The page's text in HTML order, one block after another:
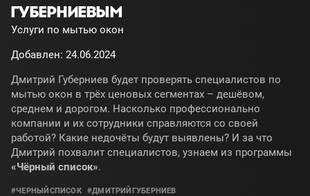
ГУБЕРНИЕВЫМ
Услуги по мытью окон
Добавлен: 24.06.2024
Дмитрий Губерниев будет проверять специалистов по
мытью окон в трёх ценовых сегментах – дешёвом,
среднем и дорогом. Насколько профессионально
компании и их сотрудники справляются со своей
работой? Какие недочёты будут выявлены? И за что
Дмитрий похвалит специалистов, узнаем из программы
«Чёрный список».
#ЧЕРНЫЙСПИСОК #ДМИТРИЙГУБЕРНИЕВ